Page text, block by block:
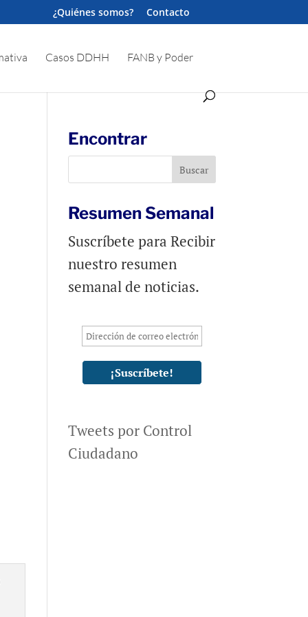
¿Quiénes somos? Contacto
Casos DDHH FANB y Poder
Encontrar
Resumen Semanal
Suscríbete para Recibir
nuestro resumen
semanal de noticias.
Tweets por Control
Ciudadano